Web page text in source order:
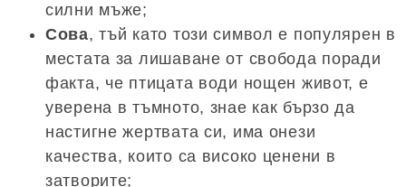
силни мъже;
Сова, тъй като този символ е популярен в
местата за лишаване от свобода поради
факта, че птицата води нощен живот, е
уверена в тъмното, знае как бързо да
настигне жертвата си, има онези
качества, които са високо ценени в
затворите;